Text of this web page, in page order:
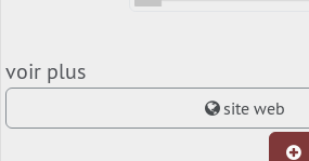
voir plus
site web